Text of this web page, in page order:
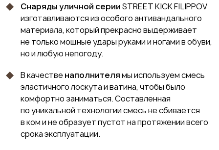
Снаряды уличной серииSTREET KICK FILIPPOV
изготавливаются из особого антивандального
материала, который прекрасно выдерживает
не только мощные удары руками и ногами в обуви,
но и любую непогоду.
В качестве наполнителямы используем смесь
эластичного лоскута и ватина, чтобы было
комфортно заниматься. Составленная
по уникальной технологии смесь не сбивается
в ком и не образует пустот на протяжении всего
срока эксплуатации.